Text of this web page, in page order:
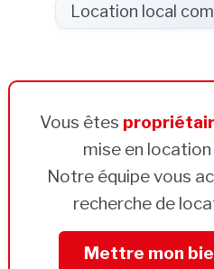
Location local
Vous êtes
mise en
Notre équipe vous
recherche de
Mettre mon